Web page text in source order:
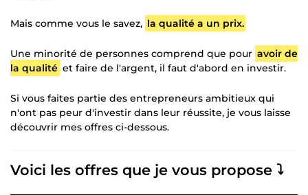
Mais comme vous le savez, la qualité a un prix.
Une minorité de personnes comprend que pour avoir de
la qualité et faire de l'argent, il faut d'abord en investir.
Si vous faites partie des entrepreneurs ambitieux qui
n'ont pas peur d'investir dans leur réussite, je vous laisse
découvrir mes offres ci-dessous.
Voici les offres que je vous propose ⤵️